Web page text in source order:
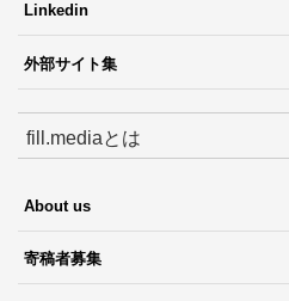
Linkedin
外部サイト集
fill.mediaとは
About us
寄稿者募集